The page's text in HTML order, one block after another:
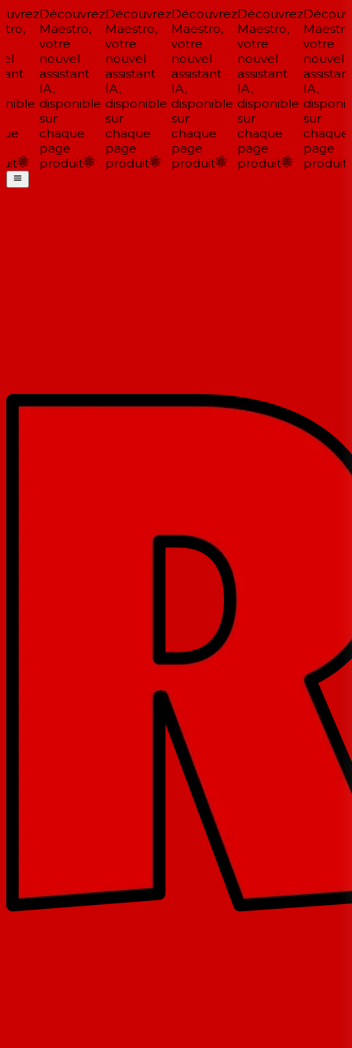
Découvrez
Maestro,
votre
nouvel
assistant
IA,
disponible
sur
chaque
page
produit
Découvrez
Maestro,
votre
nouvel
assistant
IA,
disponible
sur
chaque
page
produit
Découvrez
Maestro,
votre
nouvel
assistant
IA,
disponible
sur
chaque
page
produit
Découvrez
Maestro,
votre
nouvel
assistant
IA,
disponible
sur
chaque
page
produit
Maestro,
votre
nouvel
assistant
IA,
sur
chaque
page
produit